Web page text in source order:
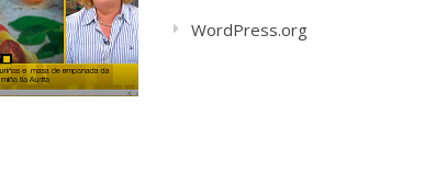
WordPress.org